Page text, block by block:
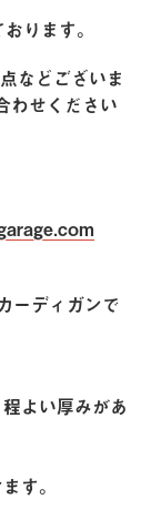
ります。
などございま
わせください
ーディガンで
よい厚みがあ
す。